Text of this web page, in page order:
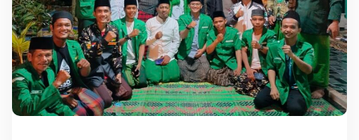
L
A
R
D
O
A
U
N